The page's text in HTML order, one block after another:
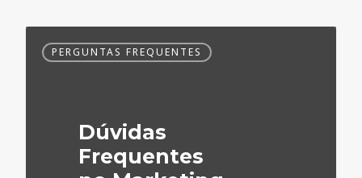
Frequentes
PERGUNTAS FREQUENTES
Dúvidas
Frequentes